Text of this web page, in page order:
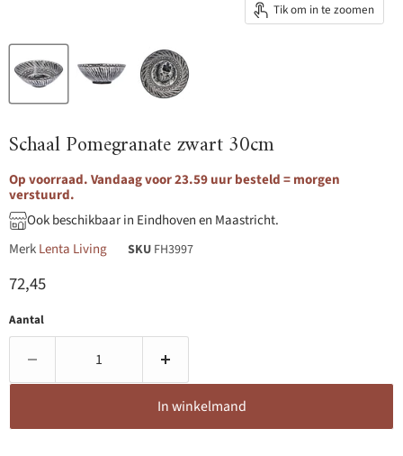
Tik om in te zoomen
Schaal Pomegranate zwart 30cm
Op voorraad. Vandaag voor 23.59 uur besteld = morgen
verstuurd.
Ook beschikbaar in Eindhoven en Maastricht.
MerkLenta Living SKU FH3997
Huidige prijs
72,45
Aantal
In winkelmand